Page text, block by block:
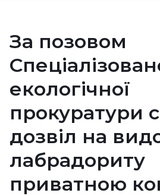
За позовом
екологічної
прокуратури
дозвіл на
лабрадориту
приватною